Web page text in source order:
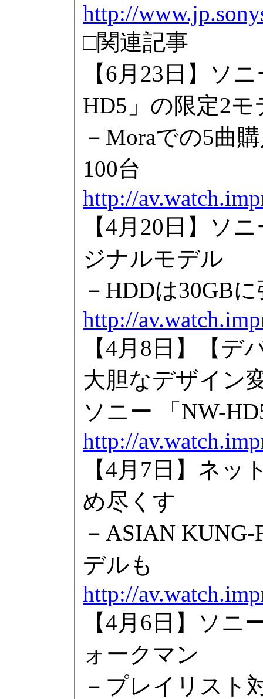
http://
□関連記事
【6月23日】ソ
HD5」の限定2モ
－Moraでの5曲
100台
http://
【4月20日】ソ
ジナルモデル
－HDDは30GB
http://
【4月8日】【デ
大胆なデザイン
ソニー 「NW-
http://
【4月7日】ネ
め尽くす
－ASIAN
デルも
http://
【4月6日】ソニ
ォークマン
－プレイリスト